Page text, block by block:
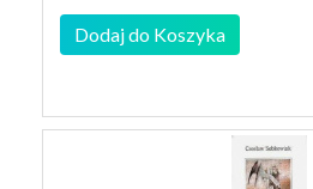
Dodaj do Koszyka